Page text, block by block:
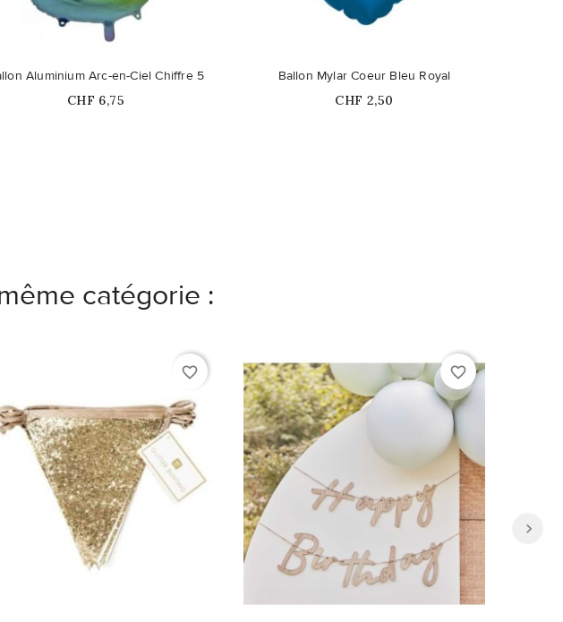
Aluminium Arc-en-Ciel Chiffre 5
Prix
CHF 6,75
Ballon Mylar Coeur Bleu Royal
Prix
CHF 2,50
catégorie :
favorite_border favorite_border